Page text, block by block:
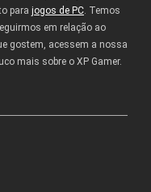
para jogos de PC. Temos
em relação ao
gostem, acessem a nossa
mais sobre o XP Gamer.